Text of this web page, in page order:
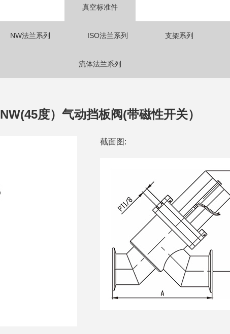
真空标准件
NW法兰系列 ISO法兰系列 支架系列
流体法兰系列
NW(45度）气动挡板阀(带磁性开关）
截面图: